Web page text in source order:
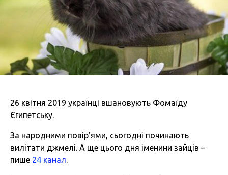
26 квітня 2019 українці вшановують Фомаїду
Єгипетську.
За народними повір’ями, сьогодні починають
вилітати джмелі. А ще цього дня іменини зайців –
пише 24 канал.